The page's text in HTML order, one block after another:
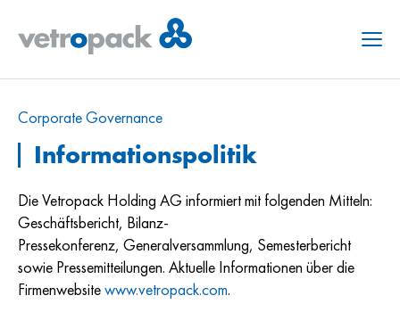
Menu
Corporate Governance
Informationspolitik
Die Vetropack Holding AG informiert mit folgenden Mitteln:
Geschäftsbericht, Bilanz-
Pressekonferenz, Generalversammlung, Semesterbericht
sowie Pressemitteilungen. Aktuelle Informationen über die
Firmenwebsitewww.vetropack.com.